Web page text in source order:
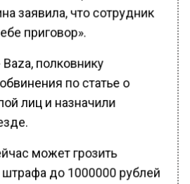
заявила, что сотрудник
приговор».
полковнику
по статье о
лиц и назначили
может грозить
штрафа до 1000000 рублей